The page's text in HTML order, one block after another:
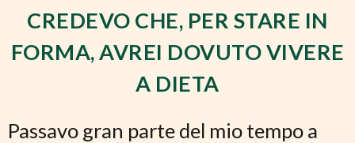
CREDEVO CHE, PER STARE IN
FORMA, AVREI DOVUTO VIVERE
A DIETA
Passavo gran parte del mio tempo a